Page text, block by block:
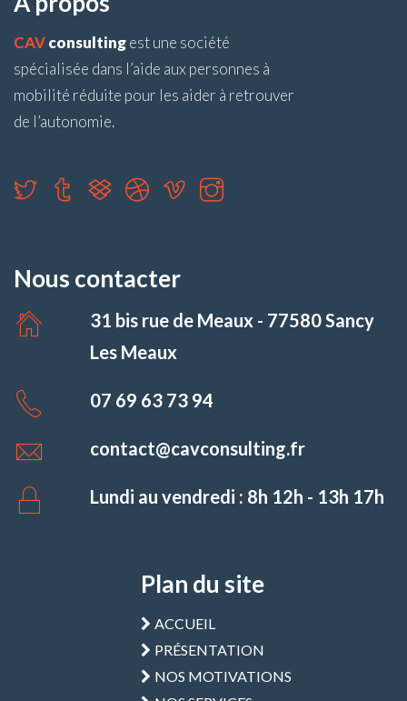
CAVconsultingest une société
spécialisée dans l’aide aux personnes à
mobilité réduite pour les aider à retrouver
de l’autonomie.
Nous contacter
31 bis rue de Meaux - 77580 Sancy
Les Meaux
07 69 63 73 94
contact@cavconsulting.fr
Lundi au vendredi : 8h 12h - 13h 17h
Plan du site
ACCUEIL
PRÉSENTATION
NOS MOTIVATIONS